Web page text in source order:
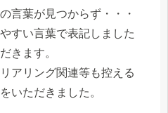
言葉が見つからず・・・
すい言葉で表記しました
きます。
アリング関連等も控える
いただきました。